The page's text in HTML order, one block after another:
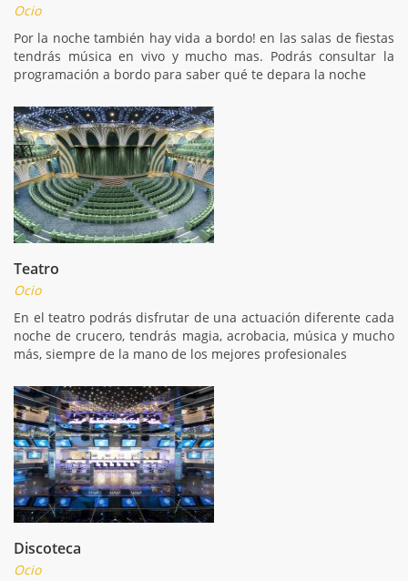
Ocio
Por la noche también hay vida a bordo! en las salas de fiestas
tendrás música en vivo y mucho mas. Podrás consultar la
programación a bordo para saber qué te depara la noche
Teatro
Ocio
En el teatro podrás disfrutar de una actuación diferente cada
noche de crucero, tendrás magia, acrobacia, música y mucho
más, siempre de la mano de los mejores profesionales
Discoteca
Ocio